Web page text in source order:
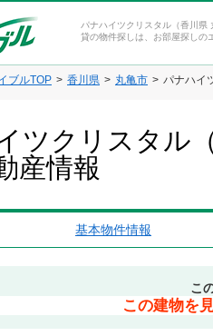
パナハイツクリスタル（香川県
貸の物件探しは、お部屋探しの
ブルTOP 香川県 丸亀市 パナハイ
ツクリスタル
産情報
基本物件情報
こ
この建物を